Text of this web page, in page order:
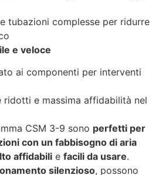
tubazioni complesse per ridurre
e veloce
ai componenti per interventi
ridotti e massima affidabilità nel
CSM 3-9 sono perfetti per
con un fabbisogno di aria
affidabili e facili da usare.
silenzioso, possono